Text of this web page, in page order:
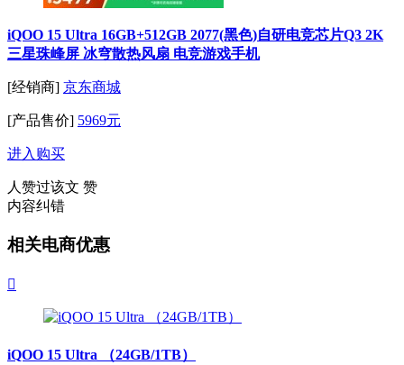
iQOO 15 Ultra 16GB+512GB 2077(黑色)自研电竞芯片Q3 2K
三星珠峰屏 冰穹散热风扇 电竞游戏手机
[经销商] 京东商城
[产品售价] 5969元
进入购买
人赞过该文 赞
内容纠错
相关电商优惠

iQOO 15 Ultra （24GB/1TB）